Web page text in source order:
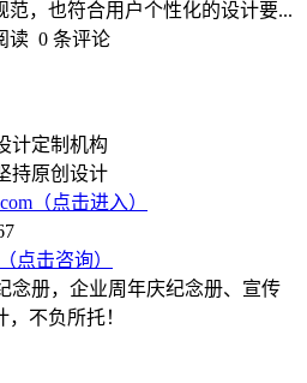
，也符合用户个性化的设计要...
读 0 条评论
计定制机构
持原创设计
（点击进入）
点击咨询）
念册，企业周年庆纪念册、宣传
不负所托！